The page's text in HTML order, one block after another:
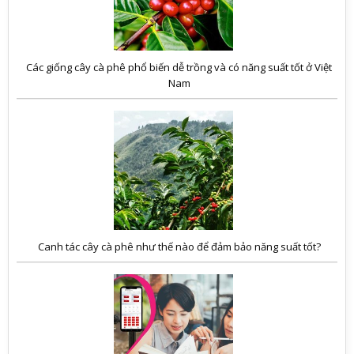
Các giống cây cà phê phổ biến dễ trồng và có năng suất tốt ở Việt
Nam
Canh tác cây cà phê như thế nào để đảm bảo năng suất tốt?